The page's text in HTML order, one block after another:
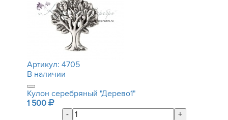
Артикул: 4705
В наличии
Кулон серебряный "Дерево1"
1 500
-
+